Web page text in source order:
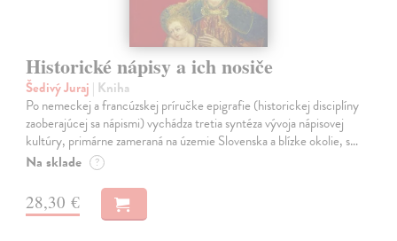
Historické nápisy a ich nosiče
Šedivý Juraj | Kniha
Po nemeckej a francúzskej príručke epigrafie (historickej disciplíny
zaoberajúcej sa nápismi) vychádza tretia syntéza vývoja nápisovej
kultúry, primárne zameraná na územie Slovenska a blízke okolie, s…
Na sklade ?
28,30 €